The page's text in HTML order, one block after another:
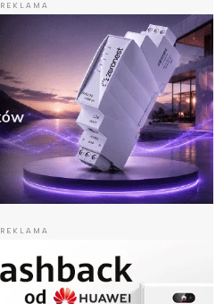
REKLAMA
REKLAMA